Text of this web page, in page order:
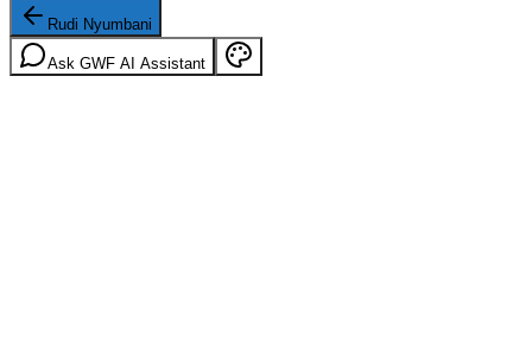
Rudi Nyumbani
Ask GWF AI Assistant